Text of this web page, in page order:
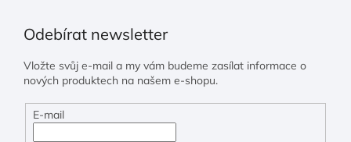
Odebírat newsletter
Vložte svůj e-mail a my vám budeme zasílat informace o
nových produktech na našem e-shopu.
E-mail